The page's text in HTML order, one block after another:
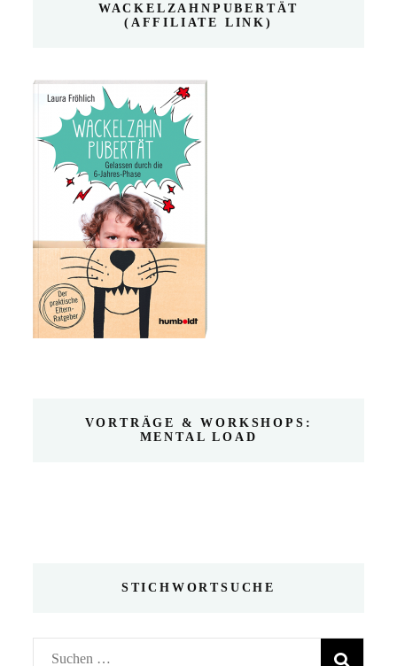
WACKELZAHNPUBERTÄT
(AFFILIATE LINK)
VORTRÄGE & WORKSHOPS:
MENTAL LOAD
STICHWORTSUCHE
Suchen